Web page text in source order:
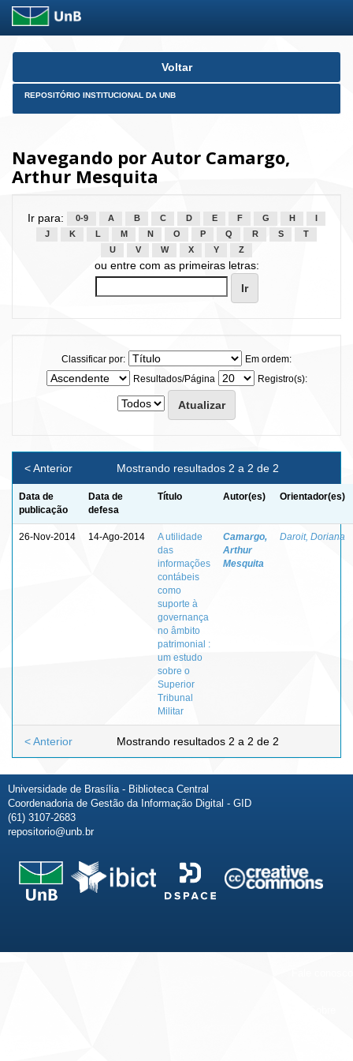
Skip
Voltar
REPOSITÓRIO INSTITUCIONAL DA UNB
Navegando por Autor Camargo,
Arthur Mesquita
Ir para: 0-9 A B C D E F G H
J
K L M N O P Q R S
T
U
V W X Y Z
ou entre com as primeiras letras:
Classificar por:
Em ordem:
Resultados/Página
Registro(s):
Mostrando resultados 2 a 2 de 2
< Anterior
Data de
publicação
Data de
defesa
Título Autor(es) Orientador(es)
26-Nov-2014 14-Ago-2014
A utilidade
das
informações
contábeis
como
suporte à
governança
no âmbito
patrimonial :
um estudo
sobre o
Superior
Tribunal
Militar
Camargo,
Arthur
Mesquita
Daroit, Doriana
Mostrando resultados 2 a 2 de 2
< Anterior
Universidade de Brasília - Biblioteca Central
Coordenadoria de Gestão da Informação Digital - GID
(61) 3107-2683
repositorio@unb.br